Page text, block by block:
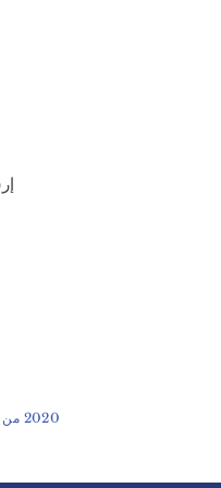
2020 من ابتكار مجموعة خليفة للصناعات المتطورة ذ